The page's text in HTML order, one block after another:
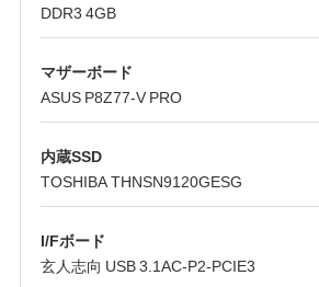
DDR3 4GB
マザーボード
ASUS P8Z77-V PRO
内蔵SSD
TOSHIBA THNSN9120GESG
I/Fボード
玄人志向 USB 3.1AC-P2-PCIE3